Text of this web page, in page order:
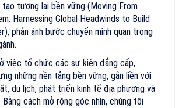
tạo tương lai bền vững (Moving From
Harnessing Global Headwinds to Build
phản ánh bước chuyển mình quan trọng
việc tổ chức các sự kiện đẳng cấp,
những nền tảng bền vững, gắn liền với
du lịch, phát triển kinh tế địa phương và
cách mở rộng góc nhìn, chúng tôi